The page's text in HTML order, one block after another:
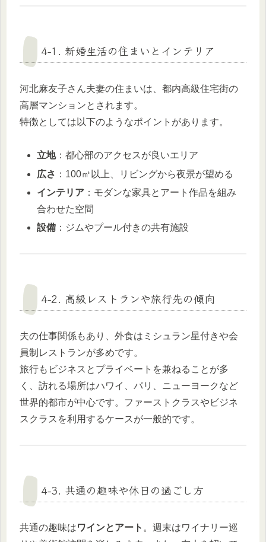
4-1. 新婚生活の住まいとインテリア
河北麻友子さん夫妻の住まいは、都内高級住宅街の
高層マンションとされます。
特徴としては以下のようなポイントがあります。
立地：都心部のアクセスが良いエリア
広さ ：100㎡以上、リビングから夜景が望める
インテリア ：モダンな家具とアート作品を組み
合わせた空間
設備 ：ジムやプール付きの共有施設
4-2. 高級レストランや旅行先の傾向
夫の仕事関係もあり、外食はミシュラン星付きや会
員制レストランが多めです。
旅行もビジネスとプライベートを兼ねることが多
く、訪れる場所はハワイ、パリ、ニューヨークなど
世界的都市が中心です。ファーストクラスやビジネ
スクラスを利用するケースが一般的です。
4-3. 共通の趣味や休日の過ごし方
共通の趣味はワインとアート 。週末はワイナリー巡